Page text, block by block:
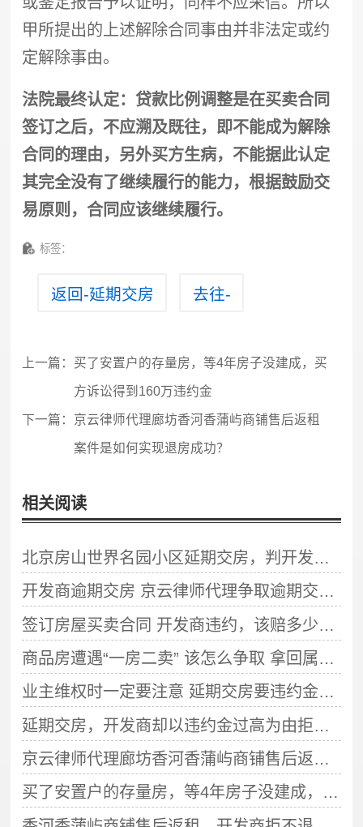
甲所提出的上述解除合同事由并非法定或约
定解除事由。
法院最终认定：贷款比例调整是在买卖合同
签订之后，不应溯及既往，即不能成为解除
合同的理由，另外买方生病，不能据此认定
其完全没有了继续履行的能力，根据鼓励交
易原则，合同应该继续履行。
标签：
返回-延期交房 去往-
上一篇： 买了安置户的存量房，等4年房子没建成，买
方诉讼得到160万违约金
下一篇： 京云律师代理廊坊香河香蒲屿商铺售后返租
案件是如何实现退房成功？
相关阅读
北京房山世界名园小区延期交房，判开发商承担违约责任
开发商逾期交房 京云律师代理争取逾期交房违约金200多万元
签订房屋买卖合同 开发商违约，该赔多少全看合同怎么写吗？
商品房遭遇“一房二卖” 该怎么争取 拿回属于自己的房子？
业主维权时一定要注意 延期交房要违约金还有时效
延期交房，开发商却以违约金过高为由拒付，业主怎么维权？
京云律师代理廊坊香河香蒲屿商铺售后返租案件是如何实现退房成功？
买了安置户的存量房，等4年房子没建成，买方诉讼得到160万违约金